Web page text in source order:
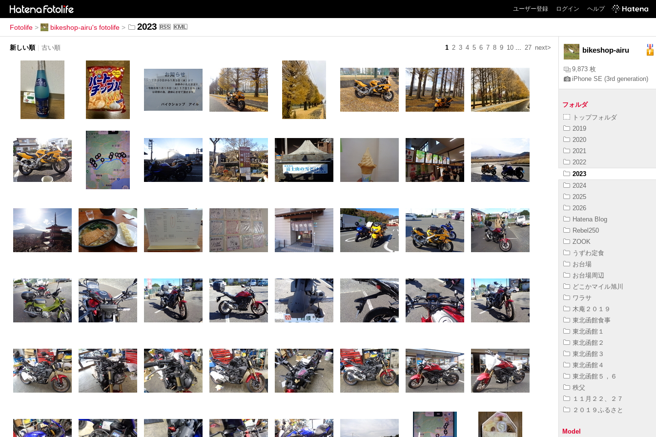
ユーザー登録 ログイン ヘルプ
Fotolife > bikeshop-airu's fotolife > 2023
1 2 3 4 5 6 7 8 9 10 27 next>
新しい順 | 古い順 bikeshop-airu
9,873 枚
iPhone SE (3rd generation)
フォルダ
トップフォルダ
2019
2020
2021
2022
2023
2024
2025
2026
Hatena Blog
Rebel250
ZOOK
うずわ定食
お台場
お台場周辺
どこかマイル旭川
ワラサ
木庵２０１９
東北函館食事
東北函館１
東北函館２
東北函館３
東北函館４
東北函館５，６
秩父
１１月２２、２７
２０１９ふるさと
Model